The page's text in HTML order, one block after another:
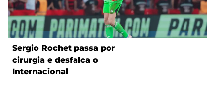
Sergio Rochet passa por
cirurgia e desfalca o
Internacional